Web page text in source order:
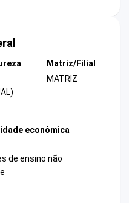
Matriz/Filial
MATRIZ
econômica
de ensino não